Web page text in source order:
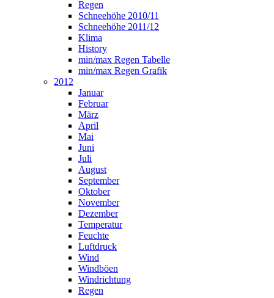
Regen
Schneehöhe 2010/11
Schneehöhe 2011/12
Klima
History
min/max Regen Tabelle
min/max Regen Grafik
2012
Januar
Februar
März
April
Mai
Juni
Juli
August
September
Oktober
November
Dezember
Temperatur
Feuchte
Luftdruck
Wind
Windböen
Windrichtung
Regen